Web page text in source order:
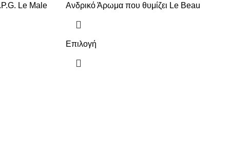
Le Male
Ανδρικό Άρωμα που θυμίζει Le Beau
Επιλογή